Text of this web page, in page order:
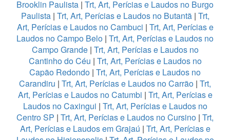
Brooklin Paulista | Trt, Art, Perícias e Laudos no Burgo
Paulista| Trt, Art, Perícias e Laudos no Butantã| Trt,
Art, Perícias e Laudos no Cambuci | Trt, Art, Perícias e
Laudos no Campo Belo | Trt, Art, Perícias e Laudos no
Campo Grande| Trt, Art, Perícias e Laudos no
Cantinho do Céu | Trt, Art, Perícias e Laudos no
Capão Redondo | Trt, Art, Perícias e Laudos no
Carandiru | Trt, Art, Perícias e Laudos no Carrão | Trt,
Art, Perícias e Laudos no Catumbi | Trt, Art, Perícias e
Laudos no Caxingui | Trt, Art, Perícias e Laudos no
Centro SP | Trt, Art, Perícias e Laudos no Cursino | Trt,
Art, Perícias e Laudos em Grajaú | Trt, Art, Perícias e